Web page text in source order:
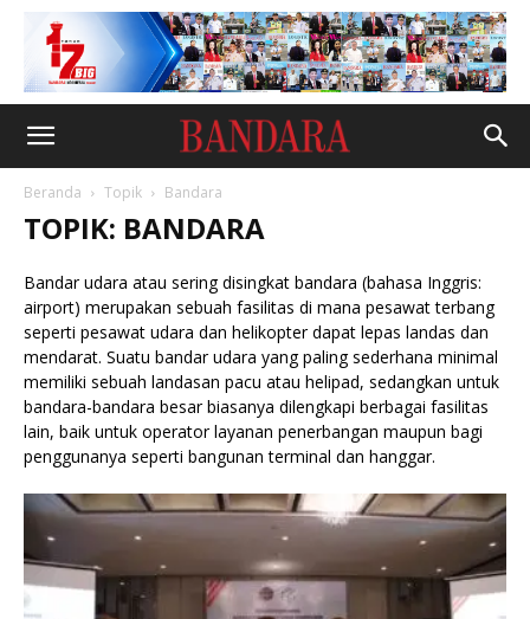
Beranda Topik Bandara
TOPIK: BANDARA
Bandar udara atau sering disingkat bandara (bahasa Inggris:
airport) merupakan sebuah fasilitas di mana pesawat terbang
seperti pesawat udara dan helikopter dapat lepas landas dan
mendarat. Suatu bandar udara yang paling sederhana minimal
memiliki sebuah landasan pacu atau helipad, sedangkan untuk
bandara-bandara besar biasanya dilengkapi berbagai fasilitas
lain, baik untuk operator layanan penerbangan maupun bagi
penggunanya seperti bangunan terminal dan hanggar.